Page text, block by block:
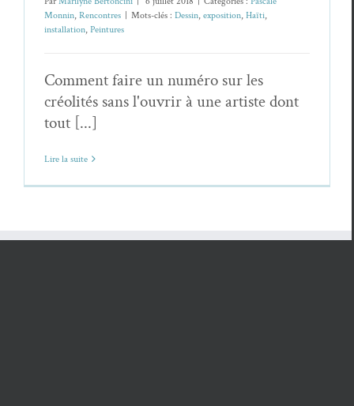
Monnin, Rencontres | Mots-clés : Dessin, exposition, Haïti,
installation, Peintures
Comment faire un numéro sur les
créolités sans l'ouvrir à une artiste dont
tout [...]
Lire la suite